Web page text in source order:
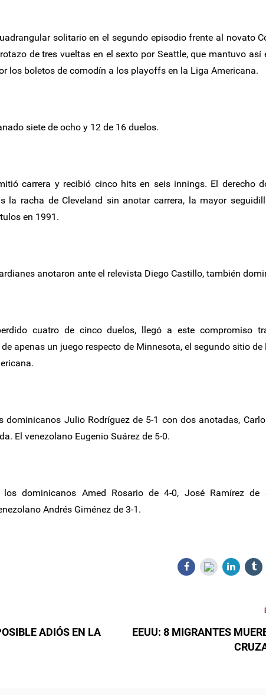
solitario en el segundo episodio frente al novato
de tres vueltas en el sexto por Seattle, que mantuvo así
los boletos de comodín a los playoffs en la Liga Americana.
siete de ocho y 12 de 16 duelos.
carrera y recibió cinco hits en seis innings. El derecho
la racha de Cleveland sin anotar carrera, la mayor
en 1991.
anotaron ante el relevista Diego Castillo, también
cuatro de cinco duelos, llegó a este compromiso
apenas un juego respecto de Minnesota, el segundo sitio de
dominicanos Julio Rodríguez de 5-1 con dos anotadas,
El venezolano Eugenio Suárez de 5-0.
los dominicanos Amed Rosario de 4-0, José Ramírez de
Andrés Giménez de 3-1.
ADIÓS EN LA
EEUU: 8 MIGRANTES